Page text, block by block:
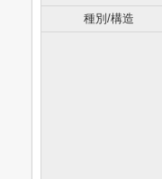
種別/構造